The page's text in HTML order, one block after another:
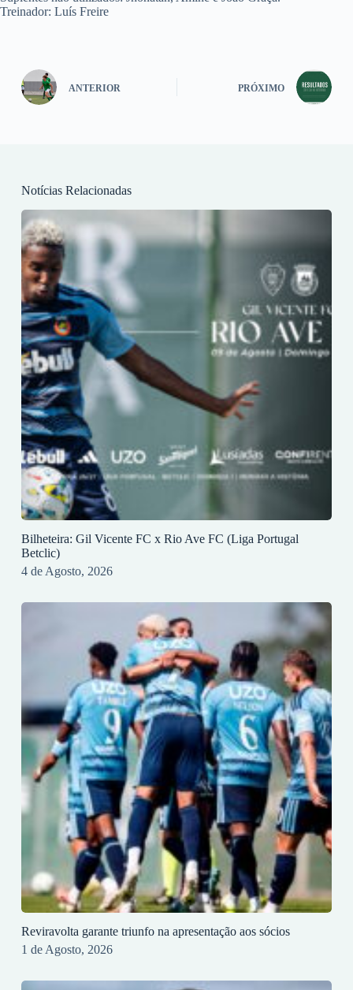
Treinador: Luís Freire
ANTERIOR PRÓXIMO
Notícias Relacionadas
Bilheteira: Gil Vicente FC x Rio Ave FC (Liga Portugal
Betclic)
4 de Agosto, 2026
Reviravolta garante triunfo na apresentação aos sócios
1 de Agosto, 2026